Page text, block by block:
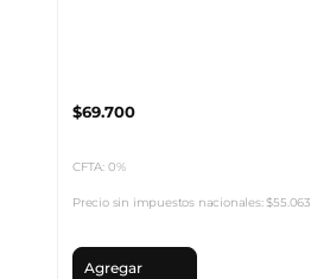
$69.700
CFTA: 0%
Precio sin impuestos nacionales:$55.063
Agregar